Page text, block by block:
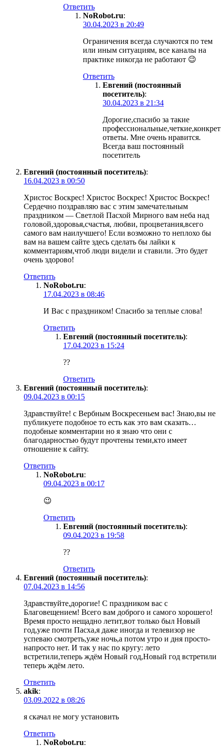
Ответить
NoRobot.ru:
30.04.2023 в 20:49
Ограничения всегда случаются по тем
или иным ситуациям, все каналы на
практике никогда не работают 😉
Ответить
Евгений (постоянный
посетитель):
30.04.2023 в 21:34
Дорогие,спасибо за такие
ответы. Мне очень нравится.
Всегда ваш постоянный
посетитель
Евгений (постоянный посетитель):
16.04.2023 в 00:50
Христос Воскрес! Христос Воскрес! Христос Воскрес!
Сердечно поздравляю вас с этим замечательным
праздником — Светлой Пасхой Мирного вам неба над
головой,здоровья,счастья, любви, процветания,всего
самого вам наилучшего! Если возможно то неплохо бы
вам на вашем сайте здесь сделать бы лайки к
комментариям,чтоб люди видели и ставили. Это будет
очень здорово!
Ответить
NoRobot.ru:
17.04.2023 в 08:46
И Вас с праздником! Спасибо за теплые слова!
Ответить
Евгений (постоянный посетитель):
17.04.2023 в 15:24
??
Ответить
Евгений (постоянный посетитель):
09.04.2023 в 00:15
Здравствуйте! с Вербным Воскресеньем вас! Знаю,вы не
публикуете подобное то есть как это вам сказать…
подобные комментарии но я знаю что они с
благодарностью будут прочтены теми,кто имеет
отношение к сайту.
Ответить
NoRobot.ru:
09.04.2023 в 00:17
😉
Ответить
Евгений (постоянный посетитель):
09.04.2023 в 19:58
??
Ответить
Евгений (постоянный посетитель):
07.04.2023 в 14:56
Здравствуйте,дорогие! С праздником вас с
Благовещением! Всего вам доброго и самого хорошего!
Время просто нещадно летит,вот только был Новый
год,уже почти Пасха,я даже иногда и телевизор не
успеваю смотреть,уже ночь,а потом утро и дня просто-
напросто нет. И так у нас по кругу: лето
встретили,теперь ждём Новый год,Новый год встретили
теперь ждём лето.
Ответить
akik:
03.09.2022 в 08:26
я скачал не могу установить
Ответить
NoRobot.ru: